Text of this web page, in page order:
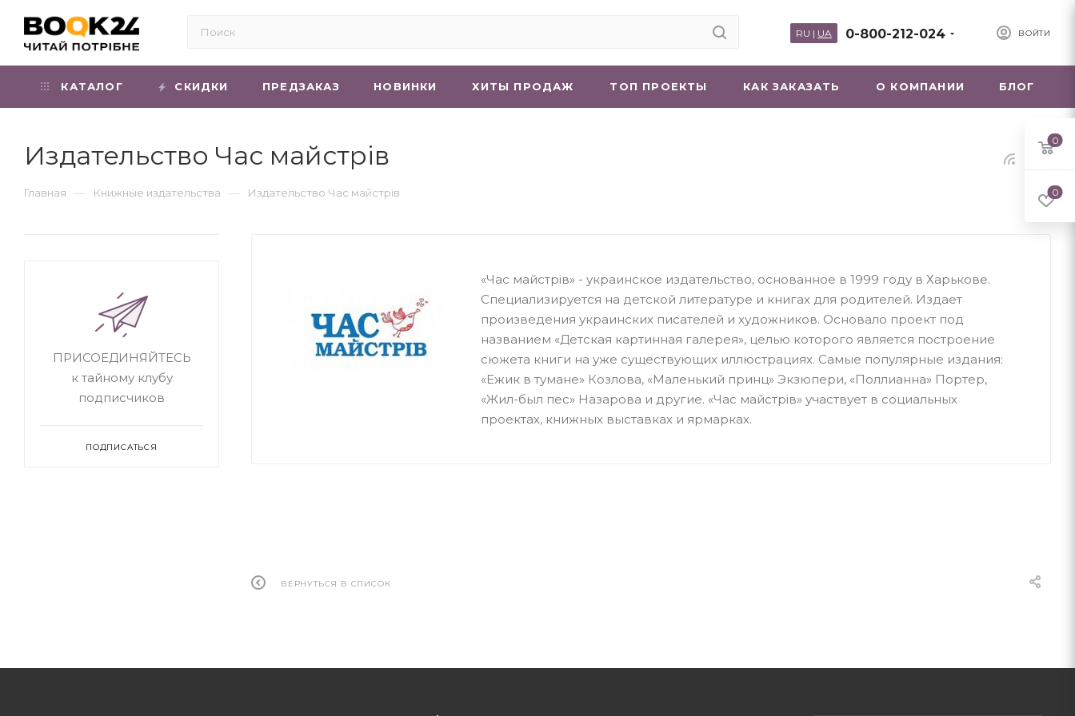
ВОЙТИ
0-800-212-024
RU | UA
КАТАЛОГ СКИДКИ ПРЕДЗАКАЗ НОВИНКИ ХИТЫ ПРОДАЖ ТОП ПРОЕКТЫ КАК ЗАКАЗАТЬ О КОМПАНИИ БЛОГ
Издательство Час майстрів
Главная — Книжные издательства — Издательство Час майстрів
«Час майстрів» - украинское издательство, основанное в 1999 году в Харькове.
Специализируется на детской литературе и книгах для родителей. Издает
произведения украинских писателей и художников. Основало проект под
названием «Детская картинная галерея», целью которого является построение
сюжета книги на уже существующих иллюстрациях. Самые популярные издания:
«Ежик в тумане» Козлова, «Маленький принц» Экзюпери, «Поллианна» Портер,
«Жил-был пес» Назарова и другие. «Час майстрів» участвует в социальных
проектах, книжных выставках и ярмарках.
ВЕРНУТЬСЯ В СПИСОК
ПРИСОЕДИНЯЙТЕСЬ
к тайному клубу
подписчиков
ПОДПИСАТЬСЯ
0
0